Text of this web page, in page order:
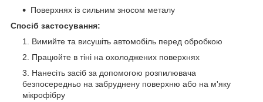
Поверхнях із сильним зносом металу
Спосіб застосування:
Вимийте та висушіть автомобіль перед обробкою
Працюйте в тіні на охолоджених поверхнях
Нанесіть засіб за допомогою розпилювача
безпосередньо на забруднену поверхню або на м'яку
мікрофібру